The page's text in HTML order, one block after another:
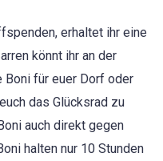
erhaltet ihr eine
könnt ihr an der
Boni für euer Dorf oder
das Glücksrad zu
auch direkt gegen
halten nur 10 Stunden